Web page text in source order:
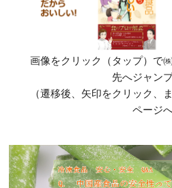
画像をクリック（タップ）で
先へジャン
（遷移後、矢印をクリック、
ページへ